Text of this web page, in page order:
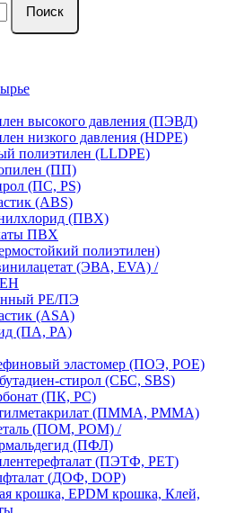
Поиск
высокого давления (ПЭВД)
низкого давления (HDPE)
полиэтилен (LLDPE)
(ПП)
(ПС, PS)
(ABS)
(ПВХ)
ПВХ
полиэтилен)
(ЭВА, EVA) /
PE/ПЭ
(ASA)
(ПА, PA)
эластомер (ПОЭ, POE)
стирол (СБС, SBS)
(ПК, PC)
(ПММА, PMMA)
(ПОМ, POM) /
(ПФЛ)
(ПЭТФ, PET)
(ДОФ, DOP)
крошка, EPDM крошка, Клей,